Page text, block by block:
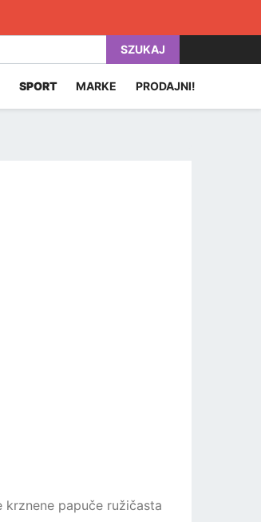
SZUKAJ
SPORT MARKE PRODAJNI!
krznene papuče ružičasta